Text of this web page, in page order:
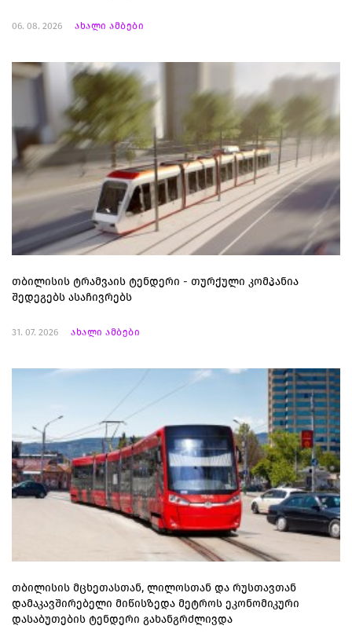
06. 08. 2026 ახალი ამბები
თბილისის ტრამვაის ტენდერი - თურქული კომპანია
შედეგებს ასაჩივრებს
31. 07. 2026 ახალი ამბები
თბილისის მცხეთასთან, ლილოსთან და რუსთავთან
დამაკავშირებელი მიწისზედა მეტროს ეკონომიკური
დასაბუთების ტენდერი გახანგრძლივდა